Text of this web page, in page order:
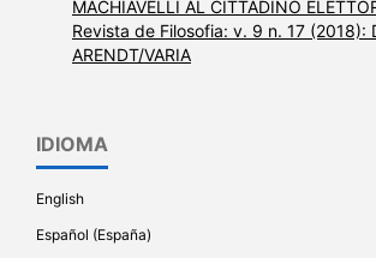
MACHIAVELLI AL CITTADINO
Revista de Filosofia: v. 9 n. 17 (2018):
ARENDT/VARIA
IDIOMA
English
Español (España)